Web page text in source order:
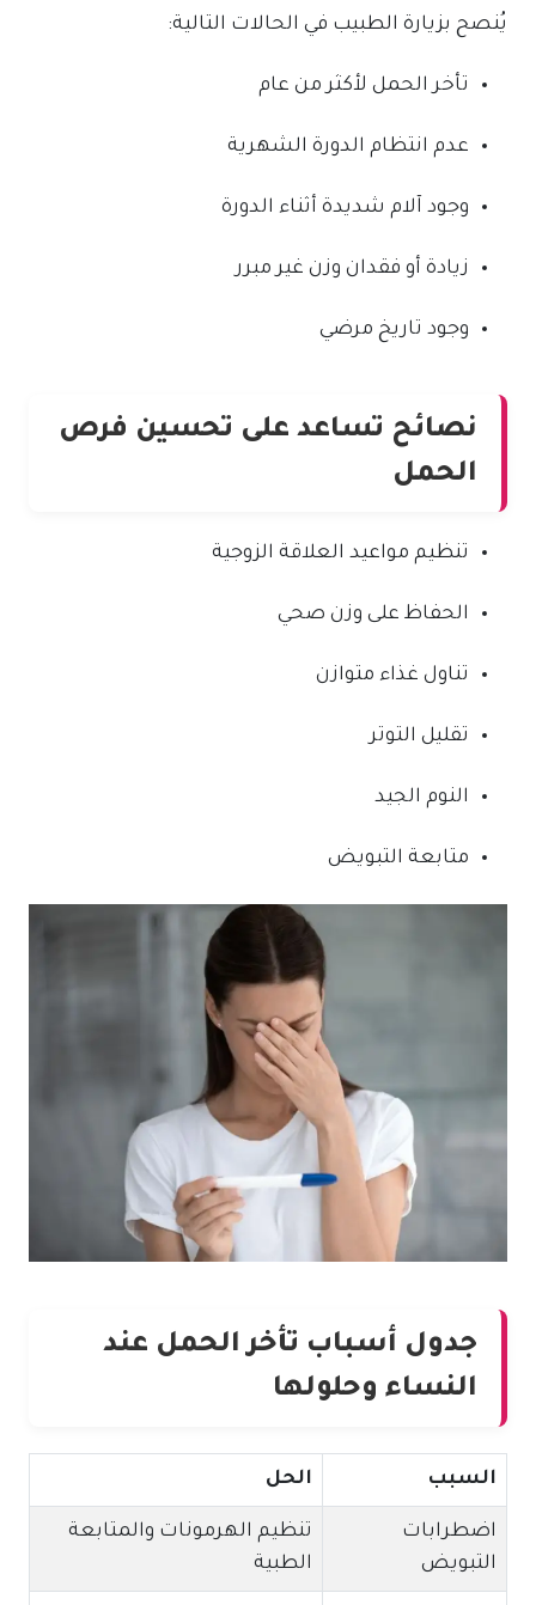
يُنصح بزيارة الطبيب في الحالات التالية:
تأخر الحمل لأكثر من عام
عدم انتظام الدورة الشهرية
وجود آلام شديدة أثناء الدورة
زيادة أو فقدان وزن غير مبرر
وجود تاريخ مرضي
نصائح تساعد على تحسين فرص
الحمل
تنظيم مواعيد العلاقة الزوجية
الحفاظ على وزن صحي
تناول غذاء متوازن
تقليل التوتر
النوم الجيد
متابعة التبويض
جدول أسباب تأخر الحمل عند
النساء وحلولها
السبب الحل
اضطرابات
التبويض
تنظيم الهرمونات والمتابعة
الطبية